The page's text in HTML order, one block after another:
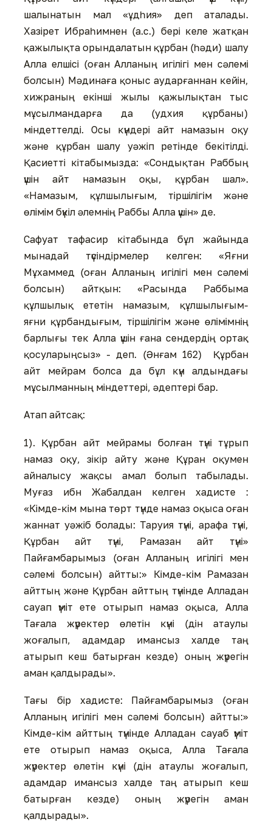
шалынатын мал «ұдһия» деп аталады.
Хазірет Ибраһимнен (а.с.) бері келе жатқан
қажылықта орындалатын құрбан (һәди) шалу
Алла елшісі (оған Алланың игілігі мен сәлемі
болсын) Мәдинаға қоныс аударғаннан кейін,
хижраның екінші жылы қажылықтан тыс
мұсылмандарға да (удхия құрбаны)
міндеттелді. Осы күндері айт намазын оқу
және құрбан шалу уәжіп ретінде бекітілді.
Қасиетті кітабымызда: «Сондықтан Раббың
үшін айт намазын оқы, құрбан шал».
«Намазым, құлшылығым, тіршілігім және
өлімім бүкіл әлемнің Раббы Алла үшін» де.
Сафуат тафасир кітабында бұл жайында
мынадай түсіндірмелер келген: «Яғни
Мұхаммед (оған Алланың игілігі мен сәлемі
болсын) айтқын: «Расында Раббыма
құлшылық ететін намазым, құлшылығым-
яғни құрбандығым, тіршілігім және өлімімнің
барлығы тек Алла үшін ғана сендердің ортақ
қосуларыңсыз» - деп. (Әнғам 162) Құрбан
айт мейрам болса да бұл күн алдындағы
мұсылманның міндеттері, әдептері бар.
Атап айтсақ:
1). Құрбан айт мейрамы болған түні тұрып
намаз оқу, зікір айту және Құран оқумен
айналысу жақсы амал болып табылады.
Муғаз ибн Жабалдан келген хадисте :
«Кімде-кім мына төрт түнде намаз оқыса оған
жаннат уәжіб болады: Таруия түні, арафа түні,
Құрбан айт түні, Рамазан айт түні»
Пайғамбарымыз (оған Алланың игілігі мен
сәлемі болсын) айтты:» Кімде-кім Рамазан
айттың және Құрбан айттың түнінде Алладан
сауап үміт ете отырып намаз оқыса, Алла
Тағала жүректер өлетін күні (дін атаулы
жоғалып, адамдар имансыз халде таң
атырып кеш батырған кезде) оның жүрегін
аман қалдырады».
Тағы бір хадисте: Пайғамбарымыз (оған
Алланың игілігі мен сәлемі болсын) айтты:»
Кімде-кім айттың түнінде Алладан сауаб үміт
ете отырып намаз оқыса, Алла Тағала
жүректер өлетін күні (дін атаулы жоғалып,
адамдар имансыз халде таң атырып кеш
батырған кезде) оның жүрегін аман
қалдырады».